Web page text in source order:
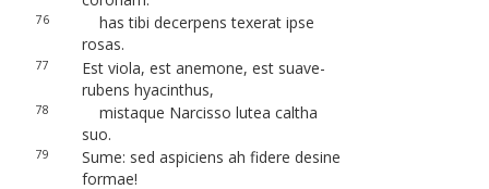
76
has tibi decerpens texerat ipse
rosas.
77
Est viola, est anemone, est suave-
rubens hyacinthus,
78
mistaque Narcisso lutea caltha
suo.
79
Sume: sed aspiciens ah fidere desine
formae!